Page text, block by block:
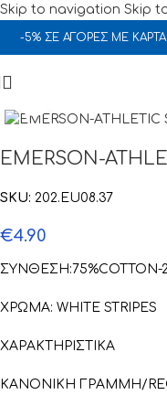
Skip to navigation Skip
-5% ΣΕ ΑΓΟΡΕΣ ΜΕ
EMERSON-
SKU: 202.EU08.37
€4.90
ΣΥΝΘΕΣΗ:75%COTTON-
ΧΡΩΜΑ: WHITE STRIPES
ΧΑΡΑΚΤΗΡΙΣΤΙΚΑ
ΚΑΝΟΝΙΚΗ ΓΡΑΜΜΗ/